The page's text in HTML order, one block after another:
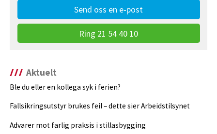
Send oss en e-post
Ring 21 54 40 10
Aktuelt
Ble du eller en kollega syk i ferien?
Fallsikringsutstyr brukes feil – dette sier Arbeidstilsynet
Advarer mot farlig praksis i stillasbygging